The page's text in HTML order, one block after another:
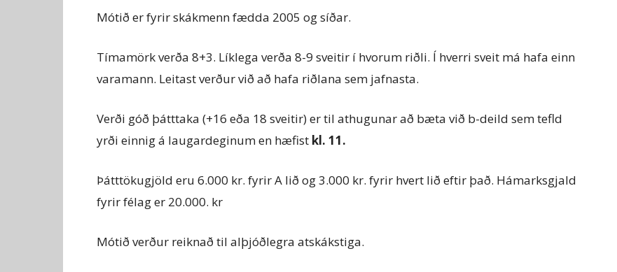
Mótið er fyrir skákmenn fædda 2005 og síðar.
Tímamörk verða 8+3. Líklega verða 8-9 sveitir í hvorum riðli. Í hverri sveit má hafa einn
varamann. Leitast verður við að hafa riðlana sem jafnasta.
Verði góð þátttaka (+16 eða 18 sveitir) er til athugunar að bæta við b-deild sem tefld
yrði einnig á laugardeginum en hæfist kl. 11.
Þátttökugjöld eru 6.000 kr. fyrir A lið og 3.000 kr. fyrir hvert lið eftir það. Hámarksgjald
fyrir félag er 20.000. kr
Mótið verður reiknað til alþjóðlegra atskákstiga.